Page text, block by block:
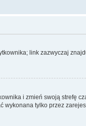
link zazwyczaj
i zmień swoją strefę
tylko przez